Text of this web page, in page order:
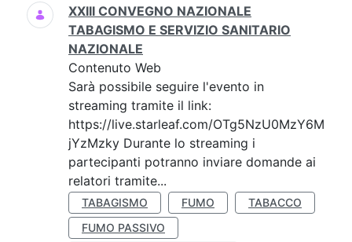
XXIII CONVEGNO NAZIONALE
TABAGISMO E SERVIZIO SANITARIO
NAZIONALE
Contenuto Web
Sarà possibile seguire l'evento in
streaming tramite il link:
https://live.starleaf.com/OTg5NzU0MzY6M
jYzMzky Durante lo streaming i
partecipanti potranno inviare domande ai
relatori tramite...
TABAGISMO FUMO
TABACCO
FUMO PASSIVO